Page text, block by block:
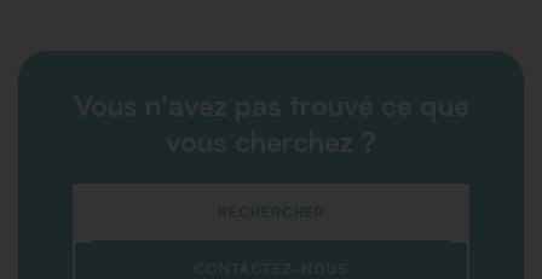
Vous n'avez pas trouvé ce que
vous cherchez ?
RECHERCHER
CONTACTEZ-NOUS